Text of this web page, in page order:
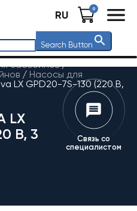
RU 0
Search Button
бассейнов/
/ Насосы для
LX GPD20-7S-130 (220 В,
LX
В, 3
Связь со
специалистом